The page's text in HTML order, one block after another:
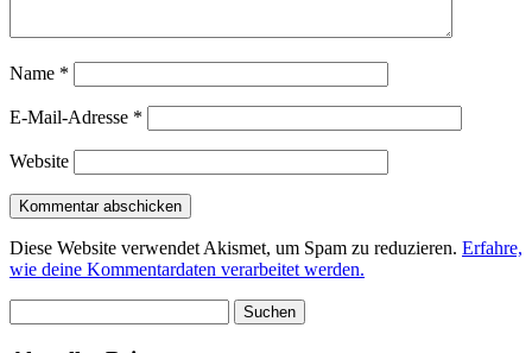
Name *
E-Mail-Adresse *
Website
Diese Website verwendet Akismet, um Spam zu reduzieren. Erfahre,
wie deine Kommentardaten verarbeitet werden.
nach: